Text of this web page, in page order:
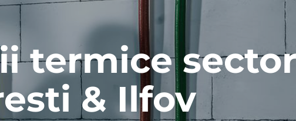
termice sector
& Ilfov